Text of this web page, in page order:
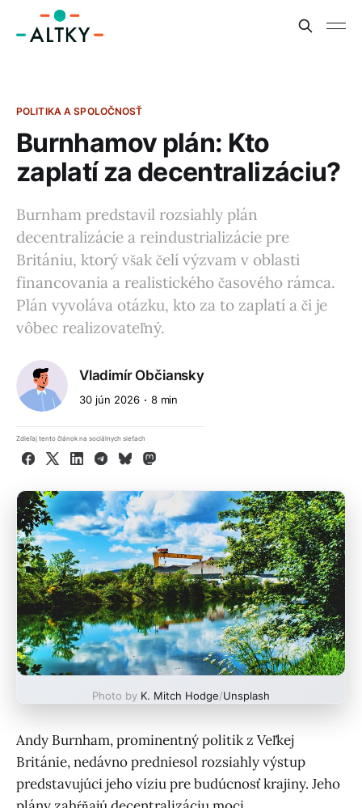
POLITIKA A SPOLOČNOSŤ
Burnhamov plán: Kto
zaplatí za decentralizáciu?
Burnham predstavil rozsiahly plán
decentralizácie a reindustrializácie pre
Britániu, ktorý však čelí výzvam v oblasti
financovania a realistického časového rámca.
Plán vyvoláva otázku, kto za to zaplatí a či je
vôbec realizovateľný.
Vladimír Občiansky
30 jún 2026 8 min
Zdieľaj tento článok na sociálnych sieťach
Facebook
X LinkedInTelegram
BlueskyMastodon
Photo by K. Mitch Hodge/Unsplash
Andy Burnham, prominentný politik z Veľkej
Británie, nedávno predniesol rozsiahly výstup
predstavujúci jeho víziu pre budúcnosť krajiny. Jeho